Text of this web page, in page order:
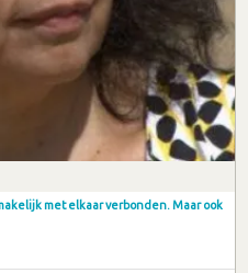
met elkaar verbonden. Maar ook